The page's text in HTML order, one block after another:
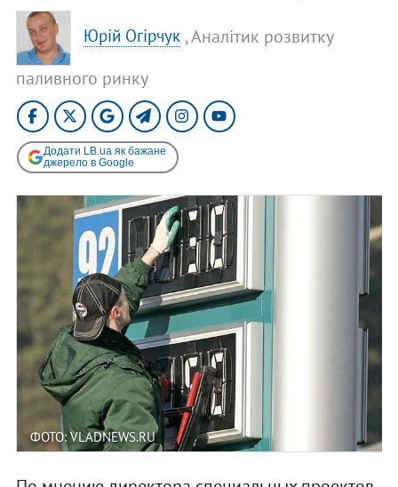
Юрій Огірчук , Аналітик розвитку
паливного ринку
Додати LB.ua як бажане
джерело в Google
ФОТО: VLADNEWS.RU